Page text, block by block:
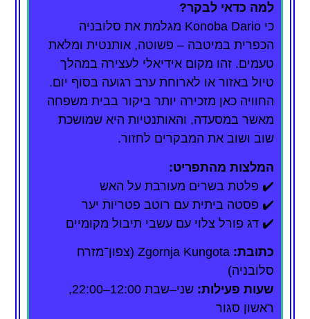
למה כדאי לבקר?
כי Konoba Dario מגלמת את סלובניה
הכפרית במיטבה – פשוטה, אותנטית ומלאת
טעמים. זהו מקום אידיאלי לעצירה במהלך
טיול באזור או לארוחת ערב רגועה בסוף יום.
החוויה כאן מזכירה יותר ביקור בבית משפחה
מאשר במסעדה, והאותנטיות היא שמושכת
שוב ושוב את המבקרים לחזור.
המלצות מהתפריט:
✔️ פלטת בשרים מעורבת על האש
✔️ פסטה ביתית עם רוטב פטריות יער
✔️ דג פורל צלוי עם עשבי תיבול מקומיים
כתובת:
Zgornja Kungota (צפון־מזרח
סלובניה)
שעות פעילות:
שני–שבת 12:00–22:00,
ראשון סגור